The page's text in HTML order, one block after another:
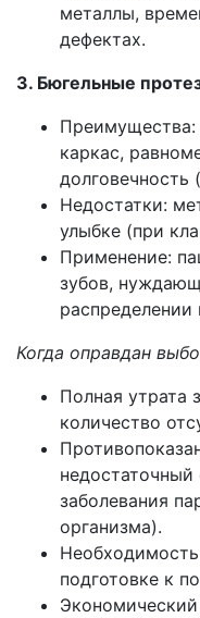
металлы,
дефектах.
3. Бюгельные
Преимущества:
каркас,
долговечность
Недостатки:
улыбке (при
Применение:
зубов,
распределении
Когда оправдан
Полная утрата
количество
заболевания
организма).
подготовке к